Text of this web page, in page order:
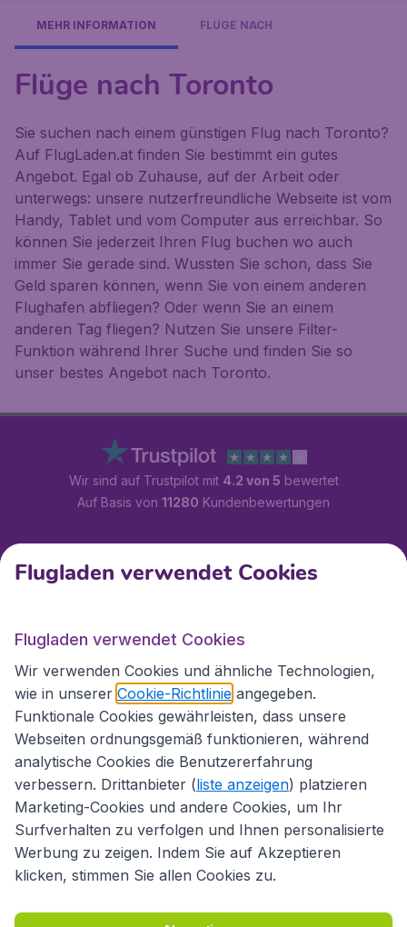
MEHR INFORMATION FLÜGE NACH
Flüge nach Toronto
Sie suchen nach einem günstigen Flug nach Toronto?
Auf FlugLaden.at finden Sie bestimmt ein gutes
Angebot. Egal ob Zuhause, auf der Arbeit oder
unterwegs: unsere nutzerfreundliche Webseite ist vom
Handy, Tablet und vom Computer aus erreichbar. So
können Sie jederzeit Ihren Flug buchen wo auch
immer Sie gerade sind. Wussten Sie schon, dass Sie
Geld sparen können, wenn Sie von einem anderen
Flughafen abfliegen? Oder wenn Sie an einem
anderen Tag fliegen? Nutzen Sie unsere Filter-
Funktion während Ihrer Suche und finden Sie so
unser bestes Angebot nach Toronto.
Wir sind auf Trustpilot mit 4.2 von 5 bewertet
Auf Basis von 11280 Kundenbewertungen
Kundenservice
Flugladen.at
Internationale Webseiten
Flugladen verwendet Cookies
Flugladen verwendet Cookies
Wir verwenden Cookies und ähnliche Technologien,
wie in unserer Cookie-Richtlinie angegeben.
Funktionale Cookies gewährleisten, dass unsere
Webseiten ordnungsgemäß funktionieren, während
analytische Cookies die Benutzererfahrung
verbessern. Drittanbieter (liste anzeigen) platzieren
Marketing-Cookies und andere Cookies, um Ihr
Surfverhalten zu verfolgen und Ihnen personalisierte
Werbung zu zeigen. Indem Sie auf Akzeptieren
klicken, stimmen Sie allen Cookies zu.